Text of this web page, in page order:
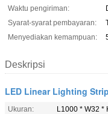
Waktu pengiriman:
Syarat-syarat pembayaran:
Menyediakan kemampuan:
Deskripsi
LED Linear Lighting
Ukuran:
L1000 * W32 *